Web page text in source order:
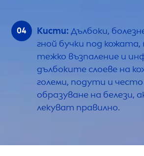
Кисти: Дълбоки,
гной бучки под
тежко възпаление и
дълбоките слоеве на
големи, подути и
образуване на белези,
лекуват правилно.